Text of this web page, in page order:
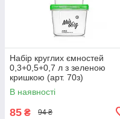
Набір круглих ємностей
0,3+0,5+0,7 л з зеленою
кришкою (арт. 70з)
В наявності
85 ₴ 94 ₴